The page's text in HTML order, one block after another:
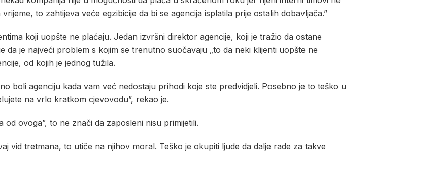
to zahtijeva veće egzibicije da bi se agencija isplatila prije ostalih dobavljača.”
koji uopšte ne plaćaju. Jedan izvršni direktor agencije, koji je tražio da ostane
je najveći problem s kojim se trenutno suočavaju „to da neki klijenti uopšte ne
od kojih je jednog tužila.
boli agenciju kada vam već nedostaju prihodi koje ste predvidjeli. Posebno je to teško u
na vrlo kratkom cjevovodu”, rekao je.
od ovoga”, to ne znači da zaposleni nisu primijetili.
vid tretmana, to utiče na njihov moral. Teško je okupiti ljude da dalje rade za takve